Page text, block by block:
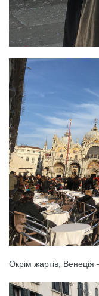
Окрім жартів, Венеція